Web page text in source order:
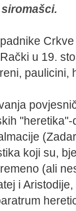
u 19.
paulicini,
koji su,
(ali
i